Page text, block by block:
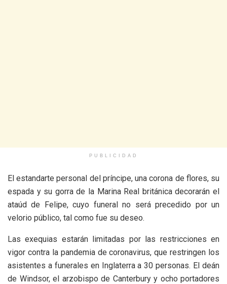
PUBLICIDAD
El estandarte personal del príncipe, una corona de flores, su
espada y su gorra de la Marina Real británica decorarán el
ataúd de Felipe, cuyo funeral no será precedido por un
velorio público, tal como fue su deseo.
Las exequias estarán limitadas por las restricciones en
vigor contra la pandemia de coronavirus, que restringen los
asistentes a funerales en Inglaterra a 30 personas. El deán
de Windsor, el arzobispo de Canterbury y ocho portadores